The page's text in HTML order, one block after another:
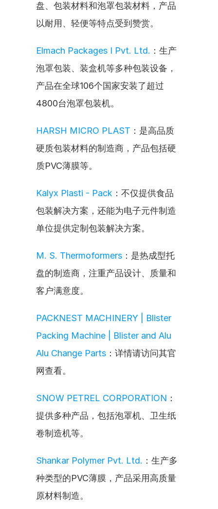
盘、包装材料和泡罩包装材料，产品
以耐用、轻便等特点受到赞赏。
Elmach Packages I Pvt. Ltd. ：生产
泡罩包装、装盒机等多种包装设备，
产品在全球106个国家安装了超过
4800台泡罩包装机。
HARSH MICRO PLAST ：是高品质
硬质包装材料的制造商，产品包括硬
质PVC薄膜等。
Kalyx Plasti - Pack ：不仅提供食品
包装解决方案，还能为电子元件制造
单位提供定制包装解决方案。
M. S. Thermoformers ：是热成型托
盘的制造商，注重产品设计、质量和
客户满意度。
PACKNEST MACHINERY | Blister
Packing Machine | Blister and Alu
Alu Change Parts ：详情请访问其官
网查看。
SNOW PETREL CORPORATION ：
提供多种产品，包括泡罩机、卫生纸
卷制造机等。
Shankar Polymer Pvt. Ltd. ：生产多
种类型的PVC薄膜，产品采用高质量
原材料制造。